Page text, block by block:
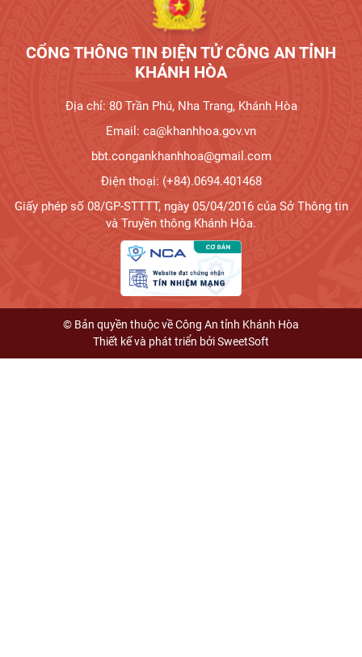
CỔNG THÔNG TIN ĐIỆN TỬ CÔNG AN TỈNH
KHÁNH HÒA
Địa chỉ: 80 Trần Phú, Nha Trang, Khánh Hòa
Email: ca@khanhhoa.gov.vn
bbt.congankhanhhoa@gmail.com
Điện thoại: (+84).0694.401468
Giấy phép số 08/GP-STTTT, ngày 05/04/2016 của Sở Thông tin
và Truyền thông Khánh Hòa.
© Bản quyền thuộc về Công An tỉnh Khánh Hòa
Thiết kế và phát triển bởiSweetSoft